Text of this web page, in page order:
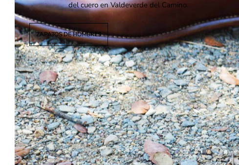
del cuero en Valdeverde del Camino.
ZAPATOS DE HOMBRES